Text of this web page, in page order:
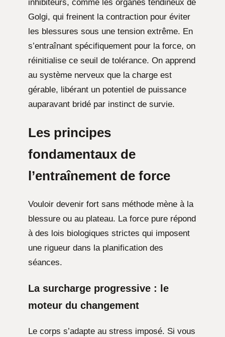
inhibiteurs, comme les organes tendineux de
Golgi, qui freinent la contraction pour éviter
les blessures sous une tension extrême. En
s’entraînant spécifiquement pour la force, on
réinitialise ce seuil de tolérance. On apprend
au système nerveux que la charge est
gérable, libérant un potentiel de puissance
auparavant bridé par instinct de survie.
Les principes
fondamentaux de
l’entraînement de force
Vouloir devenir fort sans méthode mène à la
blessure ou au plateau. La force pure répond
à des lois biologiques strictes qui imposent
une rigueur dans la planification des
séances.
La surcharge progressive : le
moteur du changement
Le corps s’adapte au stress imposé. Si vous